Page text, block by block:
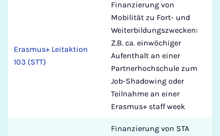
Erasmus+ Leitaktion
103 (STT)
Finanzierung von
Mobilität zu Fort- und
Weiterbildungszwecken:
Z.B. ca. einwöchiger
Aufenthalt an einer
Partnerhochschule zum
Job-Shadowing oder
Teilnahme an einer
Erasmus+ staff week
Finanzierung von STA